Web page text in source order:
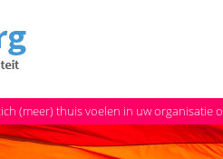
(meer) thuis voelen in uw organisatie